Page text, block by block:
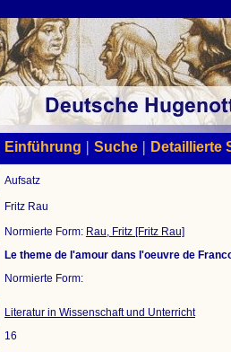
Einführung | Suche| Detaillierte
Aufsatz
Fritz Rau
Normierte Form: Rau, Fritz [Fritz Rau]
Le theme de l'amour dans l'oeuvre de
Normierte Form:
Literatur in Wissenschaft und Unterricht
16